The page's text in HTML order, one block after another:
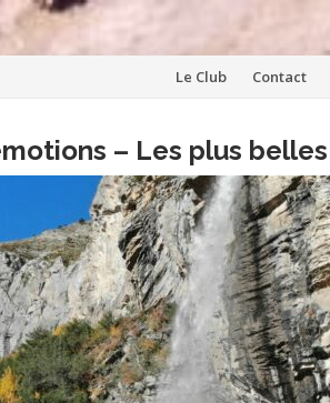
Aller
contenu
Le Club Contact
– Les plus